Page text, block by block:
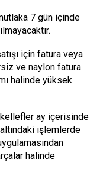
7 gün içinde
için fatura veya
ve naylon fatura
halinde yüksek
ay içerisinde
işlemlerde
halinde